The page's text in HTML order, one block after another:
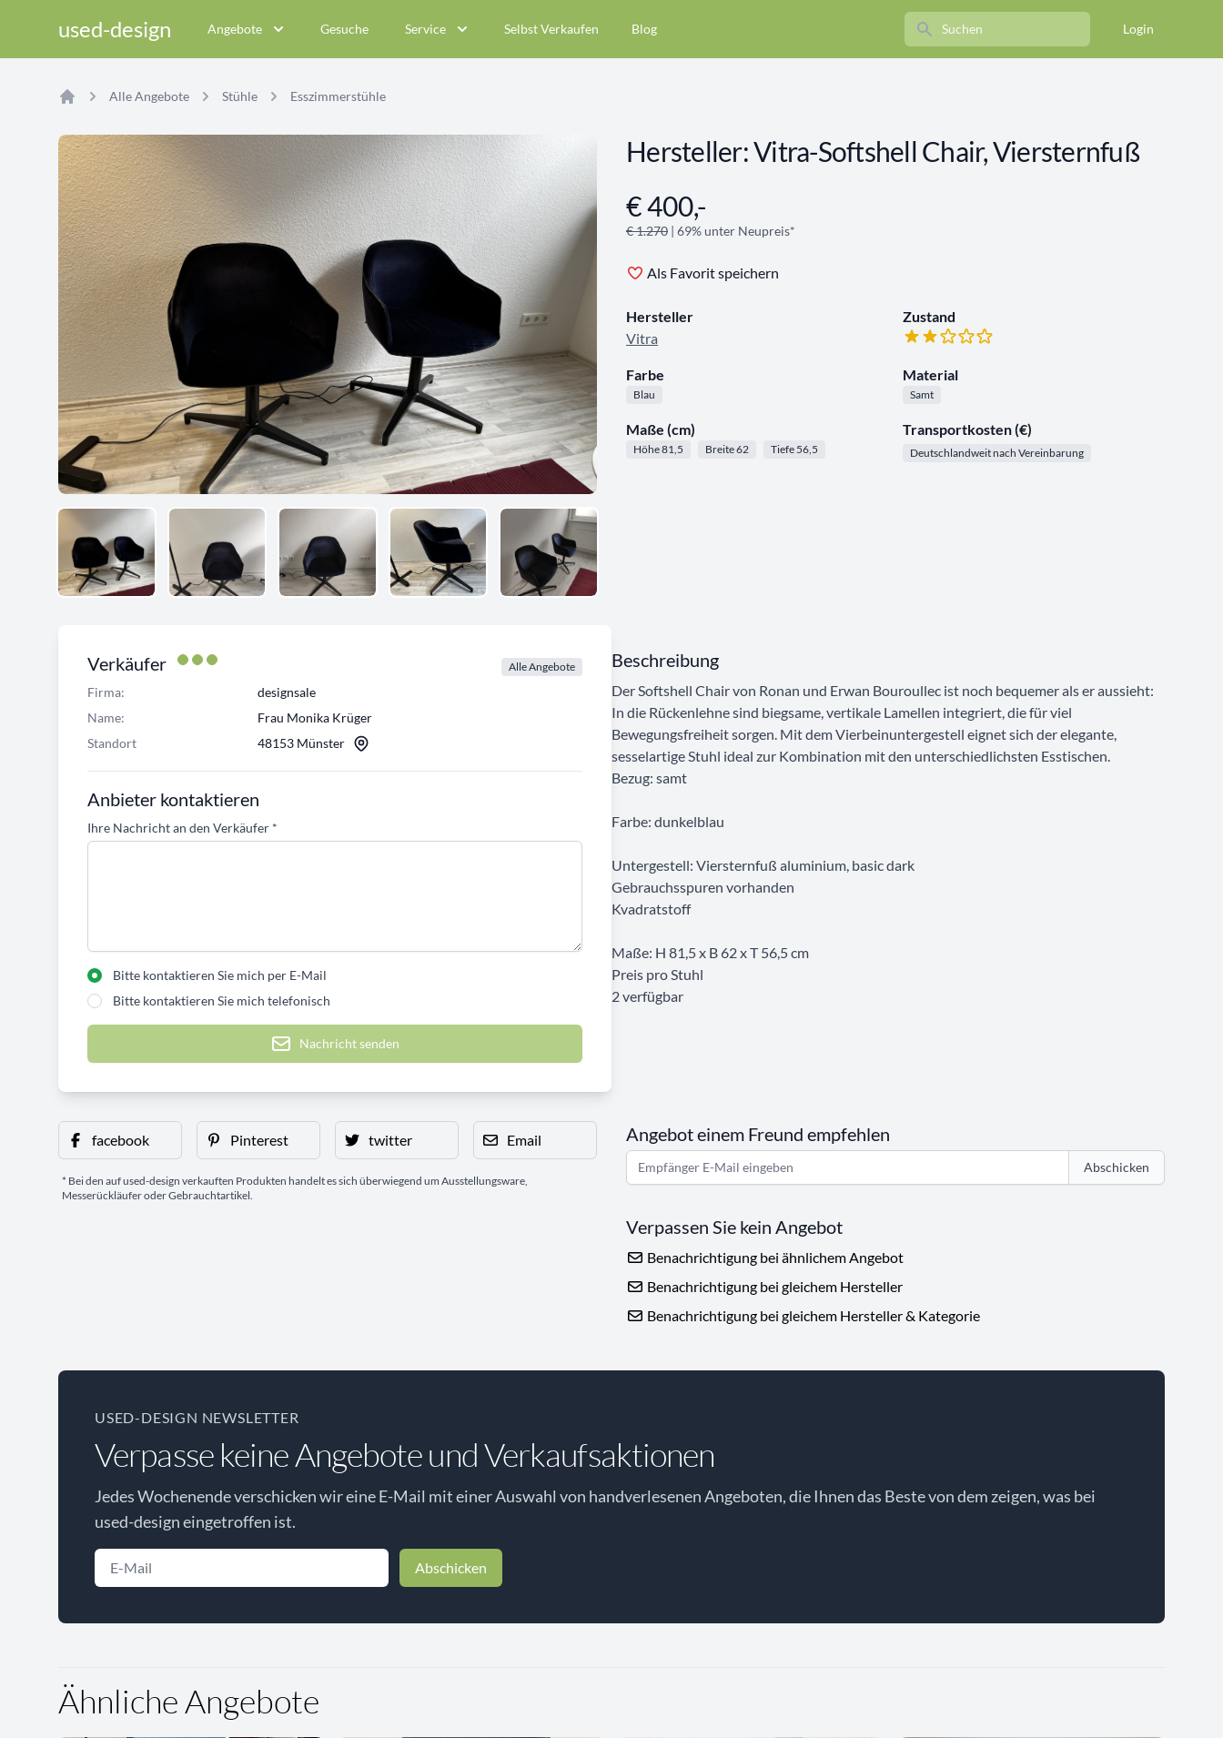
used-design Angebote Gesuche Service Selbst Verkaufen Blog Search Login
Alle Angebote Stühle Esszimmerstühle
Hersteller: Vitra-Softshell Chair, Viersternfuß
Angebotsinformationen
€ 400,-
€ 1.270 | 69% unter Neupreis*
Als Favorit speichern
Hersteller
Vitra
Zustand
Farbe
Blau
Material
Samt
Maße (cm)
Höhe 81,5 Breite 62 Tiefe 56,5
Transportkosten (€)
Deutschlandweit nach Vereinbarung
Verkäufer Alle Angebote
Firma:
designsale
Name:
Frau Monika Krüger
Standort
48153 Münster
Anbieter kontaktieren
Ihre Nachricht an den Verkäufer *
Bitte kontaktieren Sie mich per E-Mail
Bitte kontaktieren Sie mich telefonisch
Nachricht senden
Beschreibung
Der Softshell Chair von Ronan und Erwan Bouroullec ist noch bequemer als er aussieht:
In die Rückenlehne sind biegsame, vertikale Lamellen integriert, die für viel
Bewegungsfreiheit sorgen. Mit dem Vierbeinuntergestell eignet sich der elegante,
sesselartige Stuhl ideal zur Kombination mit den unterschiedlichsten Esstischen.
Bezug: samt
Farbe: dunkelblau
Untergestell: Viersternfuß aluminium, basic dark
Gebrauchsspuren vorhanden
Kvadratstoff
Maße: H 81,5 x B 62 x T 56,5 cm
Preis pro Stuhl
2 verfügbar
facebook Pinterest twitter Email
* Bei den auf used-design verkauften Produkten handelt es sich überwiegend um Ausstellungsware,
Messerückläufer oder Gebrauchtartikel.
Angebot einem Freund empfehlen
Abschicken
Verpassen Sie kein Angebot
Benachrichtigung bei ähnlichem Angebot
Benachrichtigung bei gleichem Hersteller
Benachrichtigung bei gleichem Hersteller & Kategorie
USED-DESIGN NEWSLETTER
Verpasse keine Angebote und Verkaufsaktionen
Jedes Wochenende verschicken wir eine E-Mail mit einer Auswahl von handverlesenen Angeboten, die Ihnen das Beste von dem zeigen, was bei
used-design eingetroffen ist.
Abschicken
Ähnliche Angebote